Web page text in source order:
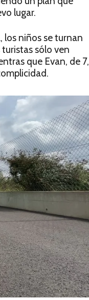
lugar.
los niños se turnan
sólo ven
que Evan, de 7,